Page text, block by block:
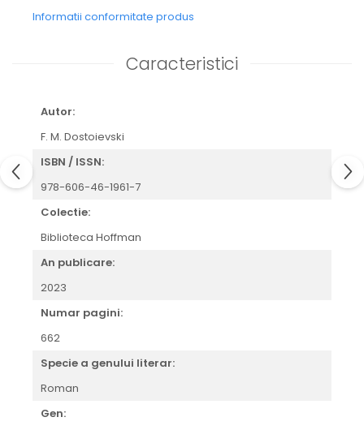
Informatii conformitate produs
Caracteristici
Autor:
F. M. Dostoievski
ISBN / ISSN:
978-606-46-1961-7
Colectie:
Biblioteca Hoffman
An publicare:
2023
Numar pagini:
662
Specie a genului literar:
Roman
Gen: